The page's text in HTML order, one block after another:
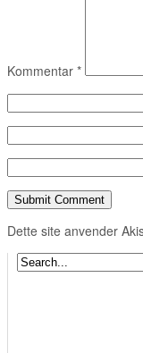
Kommentar *
Dette site anvender